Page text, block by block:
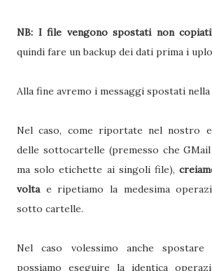
NB: I file vengono spostati non
quindi fare un backup dei dati prima i
Alla fine avremo i messaggi spostati nella
Nel caso, come riportate nel nostro
delle sottocartelle (premesso che
ma solo etichette ai singoli file),
voltae ripetiamo la medesima
sotto cartelle.
Nel caso volessimo anche
possiamo eseguire la identica